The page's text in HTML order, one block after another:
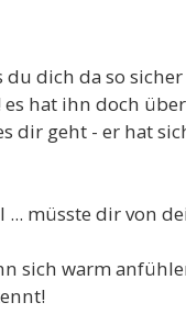
verloren das es da
Traum von
Liebesabhänige
WG zu ziehen -
weg ist
du dich da so
hat ihn doch
dir geht - er hat
... müsste dir von
sich warm